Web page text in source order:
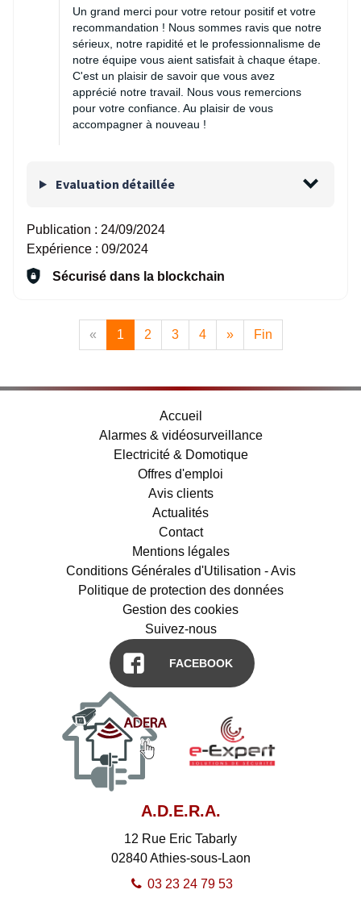
Un grand merci pour votre retour positif et votre
recommandation ! Nous sommes ravis que notre
sérieux, notre rapidité et le professionnalisme de
notre équipe vous aient satisfait à chaque étape.
C'est un plaisir de savoir que vous avez
apprécié notre travail. Nous vous remercions
pour votre confiance. Au plaisir de vous
accompagner à nouveau !
Evaluation détaillée
Publication : 24/09/2024
Expérience : 09/2024
Sécurisé dans la blockchain
« 1 2 3 4 » Fin
Accueil
Alarmes & vidéosurveillance
Electricité & Domotique
Offres d'emploi
Avis clients
Actualités
Contact
Mentions légales
Conditions Générales d'Utilisation - Avis
Politique de protection des données
Gestion des cookies
Suivez-nous
FACEBOOK
A.D.E.R.A.
12 Rue Eric Tabarly
02840 Athies-sous-Laon
03 23 24 79 53